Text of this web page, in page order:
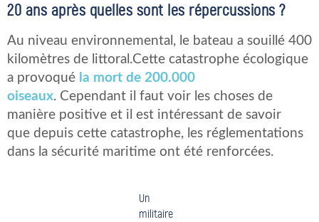
20 ans après quelles sont les répercussions ?
Au niveau environnemental, le bateau a souillé 400
kilomètres de littoral.Cette catastrophe écologique
a provoqué la mort de 200.000
oiseaux. Cependant il faut voir les choses de
manière positive et il est intéressant de savoir
que depuis cette catastrophe, les réglementations
dans la sécurité maritime ont été renforcées.
Un
militaire